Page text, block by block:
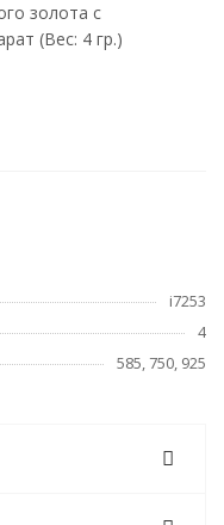
золота с
(Вес: 4 гр.)
i7253
4
585, 750, 925